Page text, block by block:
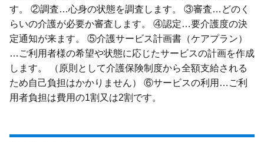
す。 ②調査…心身の状態を調査します。 ③審査…どのく
らいの介護が必要か審査します。 ④認定…要介護度の決
定通知が来ます。 ⑤介護サービス計画書（ケアプラン）
…ご利用者様の希望や状態に応じたサービスの計画を作成
します。 （原則として介護保険制度から全額支給される
ため自己負担はかかりません） ⑥サービスの利用…ご利
用者負担は費用の1割又は2割です。